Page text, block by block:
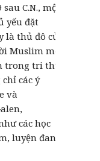
C.N., một
yếu đặt
thủ đô của
Muslim một
trong tri thức
các ý
và
các học
luyện đan.